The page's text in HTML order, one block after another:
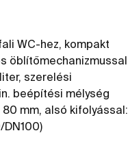
WC-hez, kompakt
öblítőmechanizmussal
szerelési
beépítési mélység
mm, alsó kifolyással:
DN100)